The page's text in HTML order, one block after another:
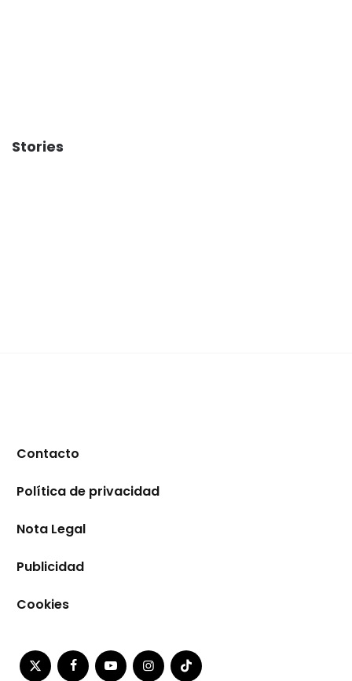
Stories
El gran
proyecto de
Contacto
Política de privacidad
Nota Legal
Publicidad
Cookies